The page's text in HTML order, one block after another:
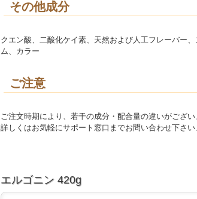
その他成分
クエン酸、二酸化ケイ素、天然および人工フレーバー
ム、カラー
ご注意
ご注文時期により、若干の成分・配合量の違いがござい
詳しくはお気軽にサポート窓口までお問い合わせ下さい
エルゴニン 420g